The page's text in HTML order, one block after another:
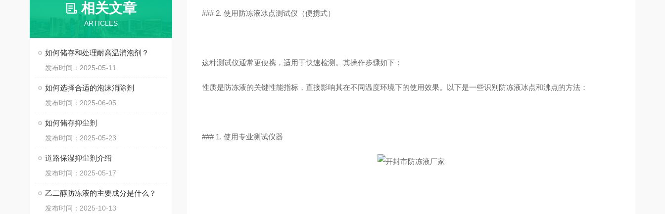
相关文章
ARTICLES
如何储存和处理耐高温消泡剂？
发布时间：2025-05-11
如何选择合适的泡沫消除剂
发布时间：2025-06-05
如何储存抑尘剂
发布时间：2025-05-23
道路保湿抑尘剂介绍
发布时间：2025-05-17
乙二醇防冻液的主要成分是什么？
发布时间：2025-10-13
### 2. 使用防冻液冰点测试仪（便携式）
这种测试仪通常更便携，适用于快速检测。其操作步骤如下：
性质是防冻液的关键性能指标，直接影响其在不同温度环境下的使用效果。以下是一些识别防冻液冰点和沸点的方法：
### 1. 使用专业测试仪器